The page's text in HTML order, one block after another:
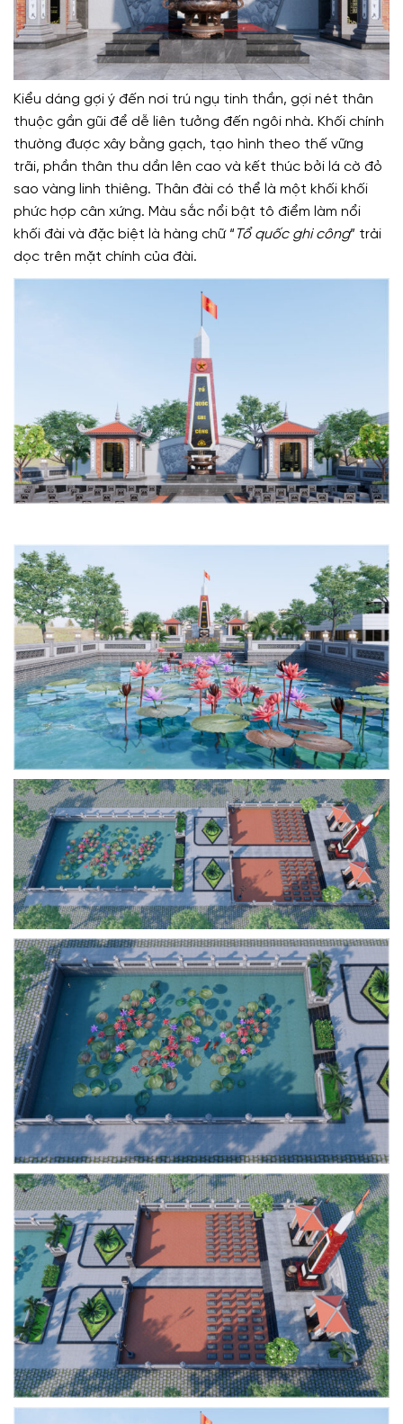
Kiểu dáng gợi ý đến nơi trú ngụ tinh thần, gợi nét thân
thuộc gần gũi để dễ liên tưởng đến ngôi nhà. Khối chính
thường được xây bằng gạch, tạo hình theo thế vững
trãi, phần thân thu dần lên cao và kết thúc bởi lá cờ đỏ
sao vàng linh thiêng. Thân đài có thể là một khối khối
phức hợp cân xứng. Màu sắc nổi bật tô điểm làm nổi
khối đài và đặc biệt là hàng chữ “ Tổ quốc ghi công” trải
dọc trên mặt chính của đài.